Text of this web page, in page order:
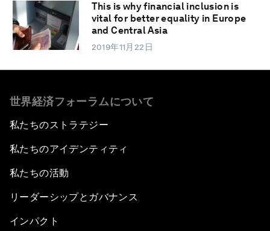
This is why financial inclusion is
vital for better equality in Europe
and Central Asia
2019年11月22日
世界経済フォーラムについて
私たちのストラテジー
私たちのアイデンティティ
私たちの活動
リーダーシップとガバナンス
インパクト